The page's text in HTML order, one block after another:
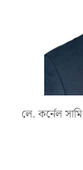
লে. কর্নেল